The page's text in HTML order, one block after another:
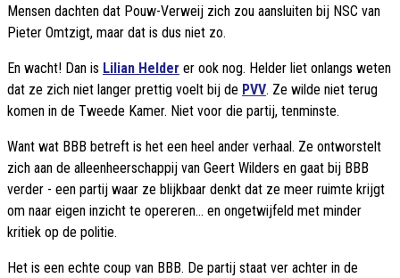
Mensen dachten dat Pouw-Verweij zich zou aansluiten bij NSC van
Pieter Omtzigt, maar dat is dus niet zo.
En wacht! Dan is Lilian Helder er ook nog. Helder liet onlangs weten
dat ze zich niet langer prettig voelt bij de PVV. Ze wilde niet terug
komen in de Tweede Kamer. Niet voor die partij, tenminste.
Want wat BBB betreft is het een heel ander verhaal. Ze ontworstelt
zich aan de alleenheerschappij van Geert Wilders en gaat bij BBB
verder - een partij waar ze blijkbaar denkt dat ze meer ruimte krijgt
om naar eigen inzicht te opereren... en ongetwijfeld met minder
kritiek op de politie.
Het is een echte coup van BBB. De partij staat ver achter in de